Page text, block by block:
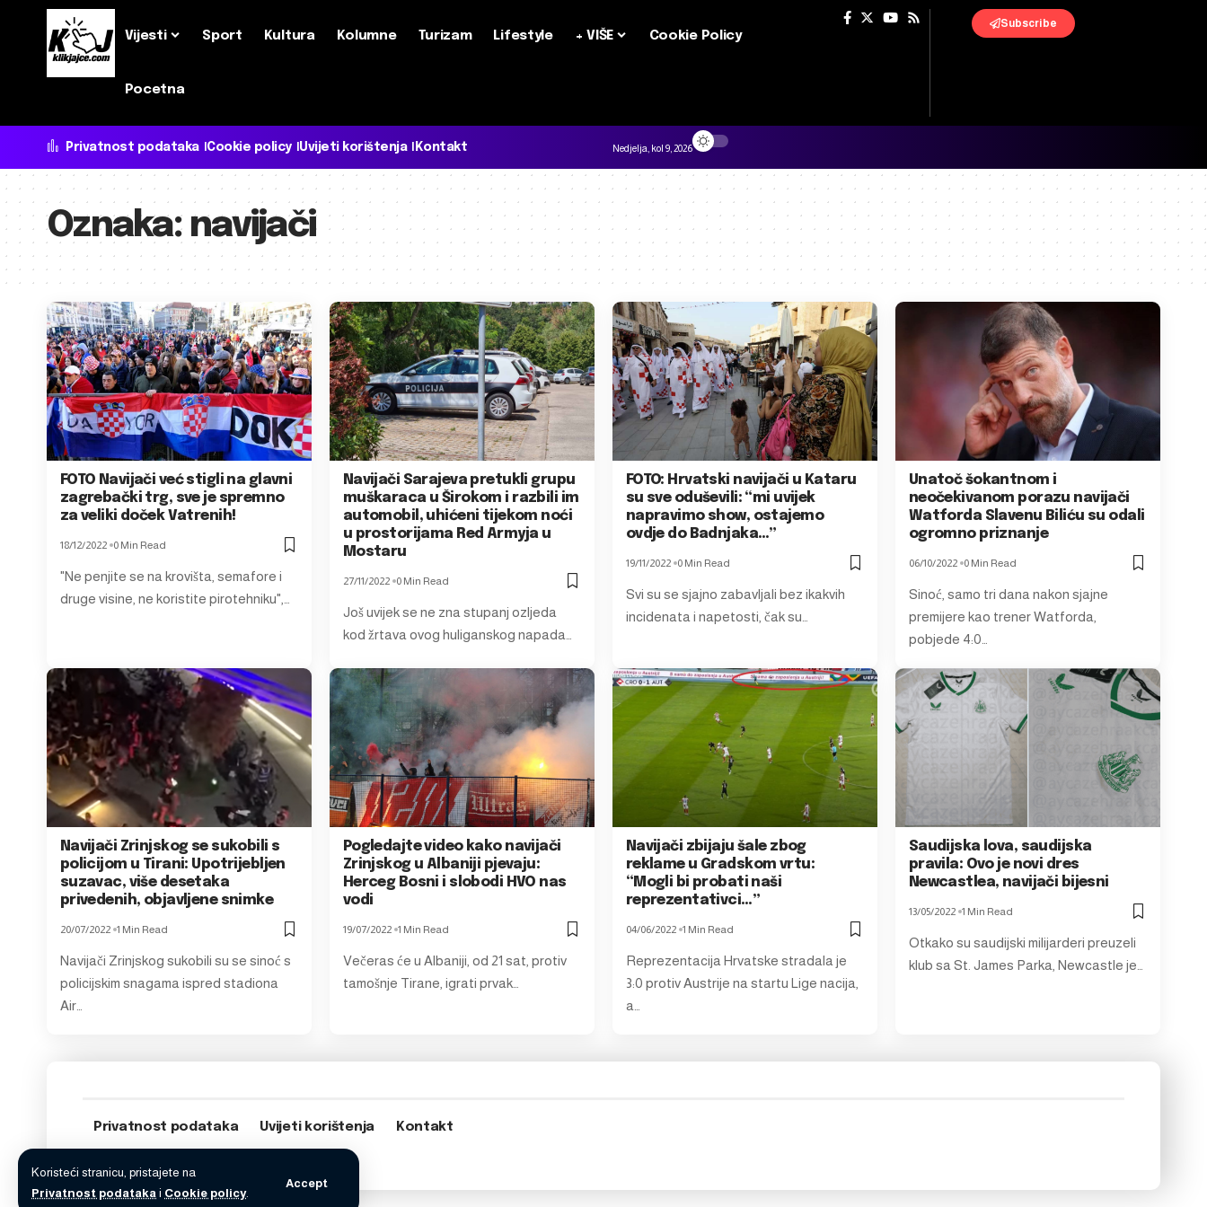
Koristeći stranicu, pristajete na
Privatnost podataka i Cookie policy.
Accept
Vijesti Sport Kultura Kolumne Turizam Lifestyle + VIŠE Cookie Policy
Pocetna
Subscribe
Privatnost podataka Cookie policy Uvijeti korištenja Kontakt Nedjelja, kol 9, 2026
Oznaka: navijači
FOTO Navijači već stigli na glavni
zagrebački trg, sve je spremno
za veliki doček Vatrenih!
18/12/2022 0 Min Read
"Ne penjite se na krovišta, semafore i
druge visine, ne koristite pirotehniku",…
Navijači Sarajeva pretukli grupu
muškaraca u Širokom i razbili im
automobil, uhićeni tijekom noći
u prostorijama Red Armyja u
Mostaru
27/11/2022 0 Min Read
Još uvijek se ne zna stupanj ozljeda
kod žrtava ovog huliganskog napada…
FOTO: Hrvatski navijači u Kataru
su sve oduševili: “mi uvijek
napravimo show, ostajemo
ovdje do Badnjaka…”
19/11/2022 0 Min Read
Svi su se sjajno zabavljali bez ikakvih
incidenata i napetosti, čak su…
Unatoč šokantnom i
neočekivanom porazu navijači
Watforda Slavenu Biliću su odali
ogromno priznanje
06/10/2022 0 Min Read
Sinoć, samo tri dana nakon sjajne
premijere kao trener Watforda,
pobjede 4:0…
Navijači Zrinjskog se sukobili s
policijom u Tirani: Upotrijebljen
suzavac, više desetaka
privedenih, objavljene snimke
20/07/2022 1 Min Read
Navijači Zrinjskog sukobili su se sinoć s
policijskim snagama ispred stadiona
Air…
Pogledajte video kako navijači
Zrinjskog u Albaniji pjevaju:
Herceg Bosni i slobodi HVO nas
vodi
19/07/2022 1 Min Read
Večeras će u Albaniji, od 21 sat, protiv
tamošnje Tirane, igrati prvak…
Navijači zbijaju šale zbog
reklame u Gradskom vrtu:
“Mogli bi probati naši
reprezentativci…”
04/06/2022 1 Min Read
Reprezentacija Hrvatske stradala je
3:0 protiv Austrije na startu Lige nacija,
a…
Saudijska lova, saudijska
pravila: Ovo je novi dres
Newcastlea, navijači bijesni
13/05/2022 1 Min Read
Otkako su saudijski milijarderi preuzeli
klub sa St. James Parka, Newcastle je…
Privatnost podataka Uvijeti korištenja Kontakt